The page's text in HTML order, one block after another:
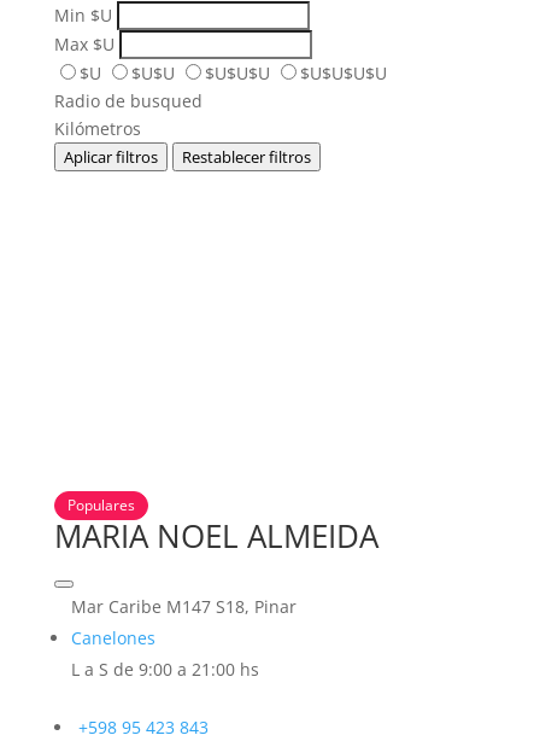
Min $U
Max $U
$U
$U$U $U$U$U
$U$U$U$U
Radio de busqued
Kilómetros
Aplicar filtros Restablecer filtros
Populares
MARIA NOEL ALMEIDA
Mar Caribe M147 S18, Pinar
Canelones
L a S de 9:00 a 21:00 hs
+598 95 423 843